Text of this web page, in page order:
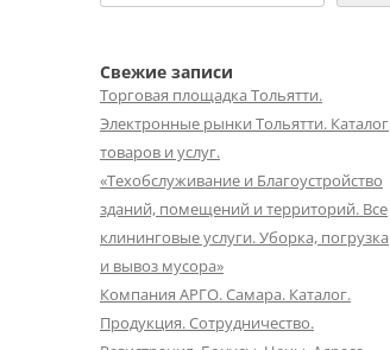
Свежие записи
Торговая площадка Тольятти.
Электронные рынки Тольятти. Каталог
товаров и услуг.
«Техобслуживание и Благоустройство
зданий, помещений и территорий. Все
клининговые услуги. Уборка, погрузка
и вывоз мусора»
Компания АРГО. Самара. Каталог.
Продукция. Сотрудничество.